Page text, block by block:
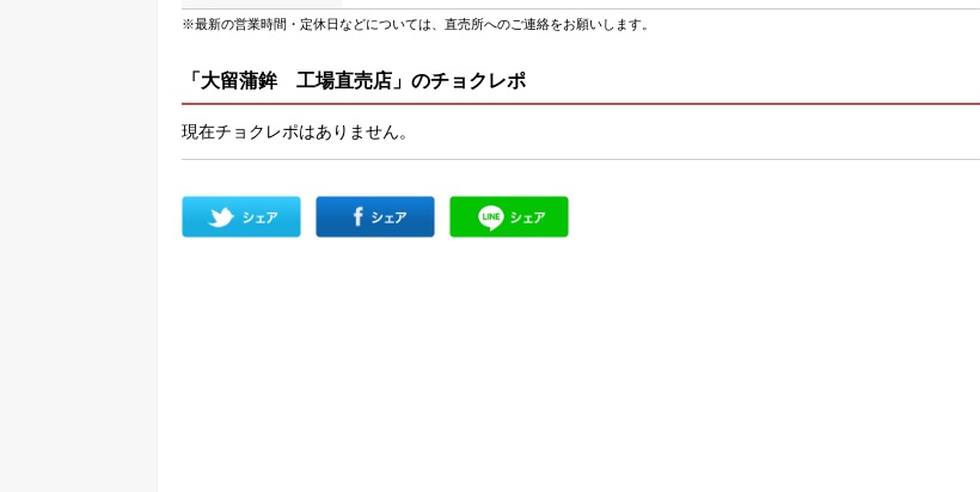
※最新の営業時間・定休日などについては、直売所へのご連絡をお願いします。
「大留蒲鉾 工場直売店」のチョクレポ
現在チョクレポはありません。